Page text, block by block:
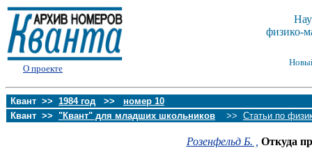
О проекте
физико-
Квант >> 1984 год >> номер 10
Квант >> "Квант" для младших школьников >> Статьи по
Розенфельд Б. , Откуда